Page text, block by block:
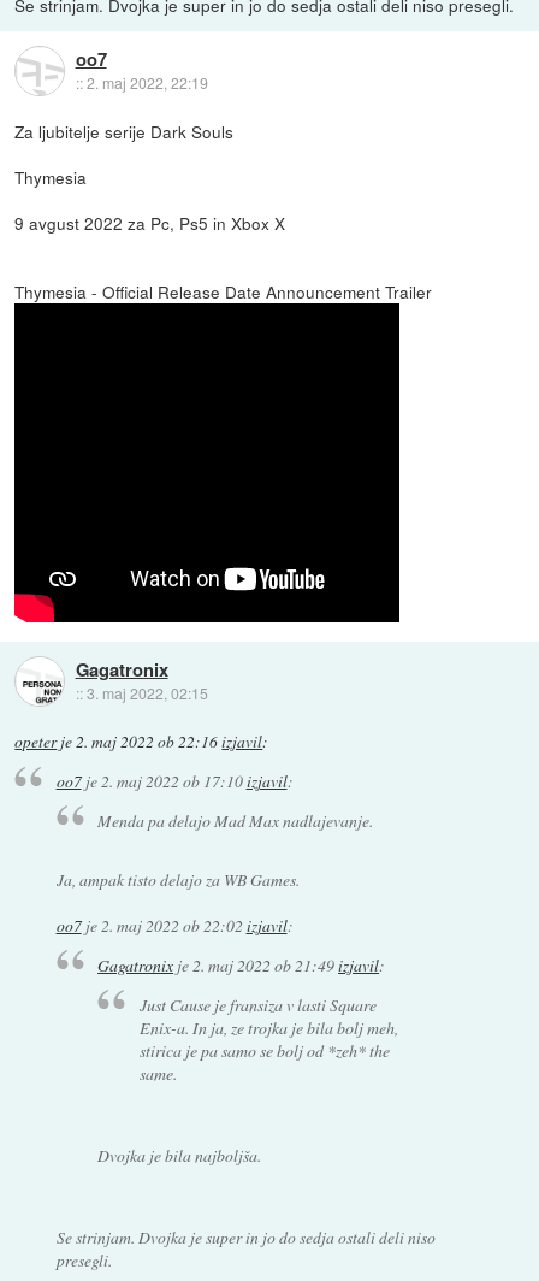
oo7
::2. maj 2022, 22:19
Za ljubitelje serije Dark Souls
Thymesia
9 avgust 2022 za Pc, Ps5 in Xbox X
Thymesia - Official Release Date Announcement Trailer
Gagatronix
::3. maj 2022, 02:15
opeterje2. maj 2022 ob 22:16izjavil:
oo7je2. maj 2022 ob 17:10izjavil:
Menda pa delajo Mad Max nadlajevanje.
Ja, ampak tisto delajo za WB Games.
oo7je2. maj 2022 ob 22:02 izjavil:
Gagatronix je 2. maj 2022 ob 21:49izjavil:
Just Cause je fransiza v lasti Square
Enix-a. In ja, ze trojka je bila bolj meh,
stirica je pa samo se bolj od *zeh* the
same.
Dvojka je bila najboljša.
Se strinjam. Dvojka je super in jo do sedja ostali deli niso
presegli.